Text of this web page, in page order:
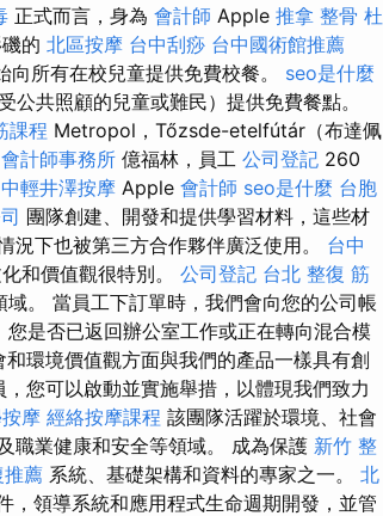
正式而言，身為 會計師 Apple 推拿 整骨 杜
的 北區按摩 台中刮痧 台中國術館推薦
向所有在校兒童提供免費校餐。 seo是什麼
共照顧的兒童或難民）提供免費餐點。
課程 Metropol，Tőzsde-etelfútár（布達佩
會計師事務所 億福林，員工 公司登記 260
輕井澤按摩 Apple 會計師 seo是什麼 台胞
團隊創建、開發和提供學習材料，這些材
況下也被第三方合作夥伴廣泛使用。 台中
和價值觀很特別。 公司登記 台北 整復 筋
。 當員工下訂單時，我們會向您的公司帳
是否已返回辦公室工作或正在轉向混合模
環境價值觀方面與我們的產品一樣具有創
您可以啟動並實施舉措，以體現我們致力
摩 經絡按摩課程 該團隊活躍於環境、社會
職業健康和安全等領域。 成為保護 新竹 整
推薦 系統、基礎架構和資料的專家之一。 北
，領導系統和應用程式生命週期開發，並管